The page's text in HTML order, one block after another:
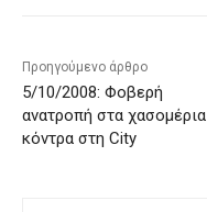
Προηγούμενο άρθρο
5/10/2008: Φοβερή
ανατροπή στα χασομέρια
κόντρα στη City